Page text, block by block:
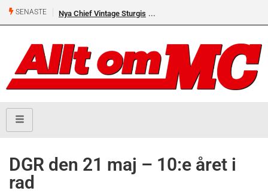
SENASTE Nya Chief Vintage Sturgis
DGR den 21 maj – 10:e året i
rad